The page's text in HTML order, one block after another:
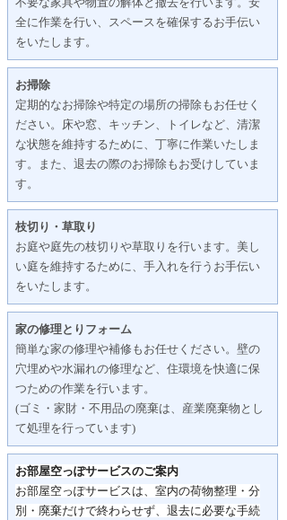
全に作業を行い、スペースを確保するお手伝い
をいたします。
お掃除
定期的なお掃除や特定の場所の掃除もお任せく
ださい。床や窓、キッチン、トイレなど、清潔
な状態を維持するために、丁寧に作業いたしま
す。また、退去の際のお掃除もお受けしていま
す。
枝切り・草取り
お庭や庭先の枝切りや草取りを行います。美し
い庭を維持するために、手入れを行うお手伝い
をいたします。
家の修理とりフォーム
簡単な家の修理や補修もお任せください。壁の
穴埋めや水漏れの修理など、住環境を快適に保
つための作業を行います。
(ゴミ・家財・不用品の廃棄は、産業廃棄物とし
て処理を行っています)
お部屋空っぽサービスのご案内
お部屋空っぽサービスは、室内の荷物整理・分
別・ 廃棄だけで終わらせず、 退去に必要な手続